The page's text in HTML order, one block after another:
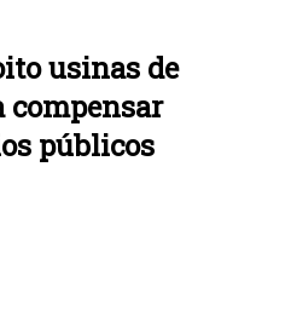
usinas de
compensar
públicos